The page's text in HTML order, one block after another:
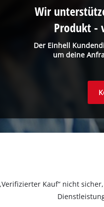
Der Einhell
um deine
Wir
Produkt -
Kauf“ nicht